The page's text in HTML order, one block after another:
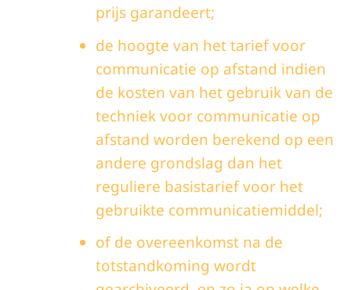
prijs garandeert;
de hoogte van het tarief voor
communicatie op afstand indien
de kosten van het gebruik van de
techniek voor communicatie op
afstand worden berekend op een
andere grondslag dan het
reguliere basistarief voor het
gebruikte communicatiemiddel;
of de overeenkomst na de
totstandkoming wordt